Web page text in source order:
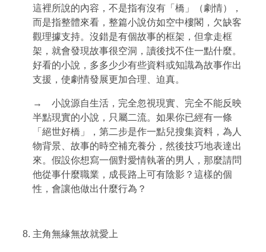
這裡所說的內容，不是指有沒有「橋」（劇情），
而是指整體來看，整篇小說仿如空中樓閣，欠缺客
觀理據支持。沒錯是有個故事的框架，但拿走框
架，就會發現故事很空洞，讀後找不住一點什麼。
好看的小說，多多少少有些資料或知識為故事作出
支援，使劇情發展更加合理、迫真。
→ 小說源自生活，完全忽視現實、完全不能反映
半點現實的小說，只屬二流。如果你已經有一條
「絕世好橋」，第二步是作一點兒搜集資料，為人
物背景、故事的時空補充養分，然後技巧地表達出
來。假設你想寫一個對愛情執著的男人，那麼請問
他從事什麼職業，成長路上可有陰影？這樣的個
性，會讓他做出什麼行為？
主角無緣無故就愛上